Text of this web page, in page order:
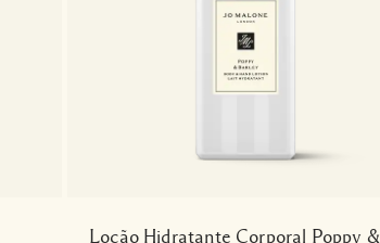
Locão Hidratante Corporal Poppy &